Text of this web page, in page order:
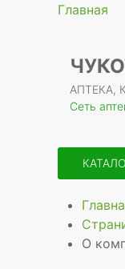
Главная
АПТЕКА,
Сеть
О